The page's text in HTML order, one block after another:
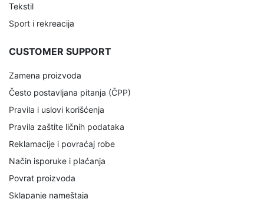
Tekstil
Sport i rekreacija
CUSTOMER SUPPORT
Zamena proizvoda
Često postavljana pitanja (ČPP)
Pravila i uslovi korišćenja
Pravila zaštite ličnih podataka
Reklamacije i povraćaj robe
Način isporuke i plaćanja
Povrat proizvoda
Sklapanje nameštaja